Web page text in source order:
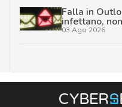
Falla in
infettano,
03 Ago 2026